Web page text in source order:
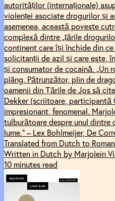
autorităților (internaționale)
violenței asociate drogurilor și
asemenea, această poveste
complexă dintre „țările
continent care își închide din
solicitanții de azil și care este,
și consumator de cocaină. „Un
plâng. Pătrunzător, plin de
oamenii din Țările de Jos să
Dekker (scriitoare, participantă
impresionant, fenomenal.
tulburătoare despre unul dintre
lume.” – Lex Bohlmeijer, De
Translated from Dutch to
Written in Dutch by Marjolein
10 minutes read